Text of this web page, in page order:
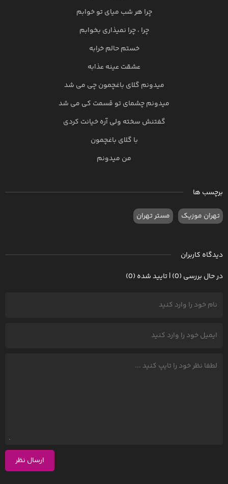
چرا هر شب میای تو خوابم
چرا ، چرا نمیذاری بخوابم
خستم حالم خرابه
عشقت عینه عذابه
میدونم گلای باغچمون چی می شد
میدونم چشمای تو قسمت کی می شد
گفتنش سخته ولی آره خیانت کردی
با گلای باغچمون
من میدونم
برچسب ها
تهران موزیک مستر تهران
دیدگاه کاربران
در حال بررسی (0) | تایید شده (0)
ارسال نظر